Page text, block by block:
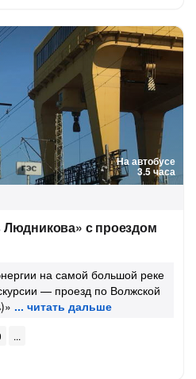
На автобусе
3.5 часа
Людникова» с проездом
на самой большой реке
— проезд по Волжской